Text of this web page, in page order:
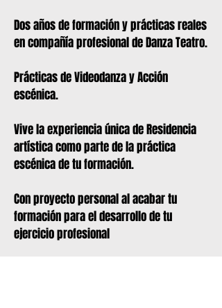
Dos años de formación y prácticas reales
en compañía profesional de Danza Teatro.
Prácticas de Videodanza y Acción
escénica.
Vive la experiencia única de Residencia
artística como parte de la práctica
escénica de tu formación.
Con proyecto personal al acabar tu
formación para el desarrollo de tu
ejercicio profesional